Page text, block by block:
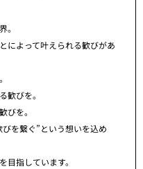
。
によって叶えられる歓びがあ
歓びを。
びを。
を繋ぐ”という想いを込め
目指しています。